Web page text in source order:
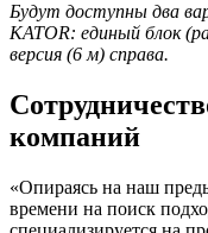
Будут доступны два
KATOR: единый блок
версия (6 м) справа.
компаний
«Опираясь на наш
времени на поиск